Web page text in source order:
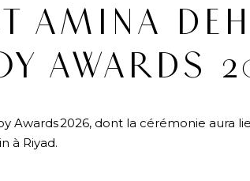
AMINA
AWARDS
Awards 2026, dont la cérémonie aura
à Riyad.